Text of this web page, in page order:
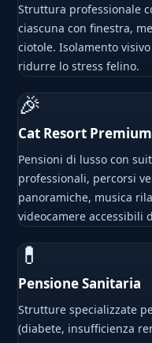
Struttura professionale
ciascuna con finestra,
ciotole. Isolamento
ridurre lo stress felino.
🎉
Cat Resort Premium
Pensioni di lusso con
professionali, percorsi
panoramiche, musica
videocamere accessibili
💊
Pensione Sanitaria
Strutture specializzate
(diabete, insufficienza